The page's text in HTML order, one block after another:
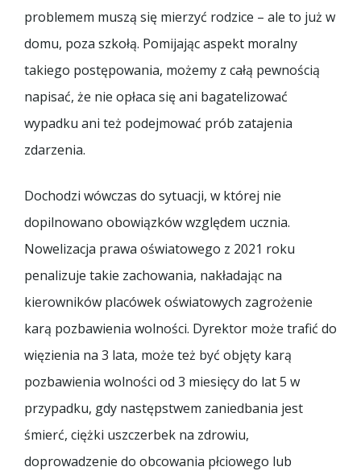
problemem muszą się mierzyć rodzice – ale to już w
domu, poza szkołą. Pomijając aspekt moralny
takiego postępowania, możemy z całą pewnością
napisać, że nie opłaca się ani bagatelizować
wypadku ani też podejmować prób zatajenia
zdarzenia.
Dochodzi wówczas do sytuacji, w której nie
dopilnowano obowiązków względem ucznia.
Nowelizacja prawa oświatowego z 2021 roku
penalizuje takie zachowania, nakładając na
kierowników placówek oświatowych zagrożenie
karą pozbawienia wolności. Dyrektor może trafić do
więzienia na 3 lata, może też być objęty karą
pozbawienia wolności od 3 miesięcy do lat 5 w
przypadku, gdy następstwem zaniedbania jest
śmierć, ciężki uszczerbek na zdrowiu,
doprowadzenie do obcowania płciowego lub